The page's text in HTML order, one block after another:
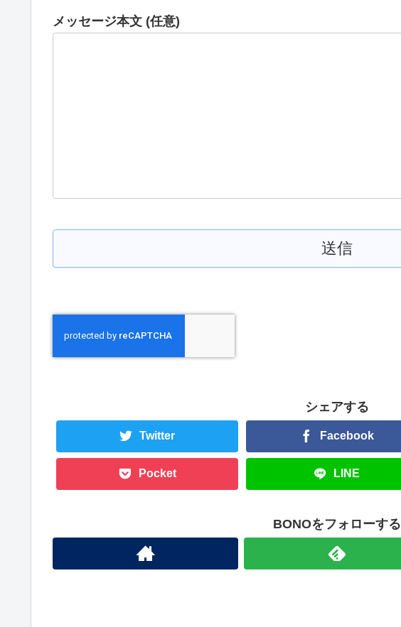
メッセージ本文 (任意)
シェアする
Twitter Facebook
Pocket LINE
BONOをフォローする